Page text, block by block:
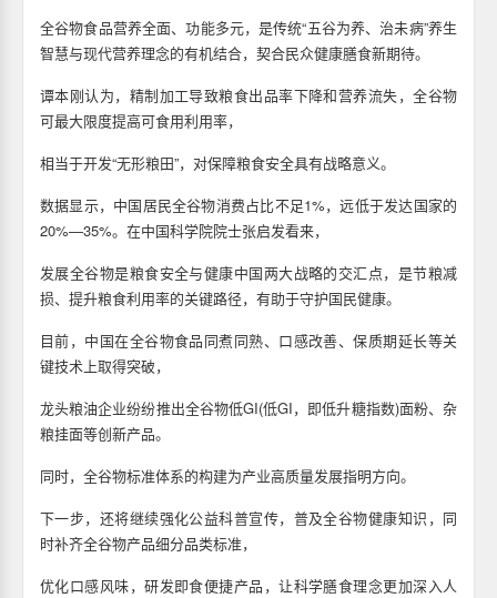
全谷物食品营养全面、功能多元，是传统“五谷为养、治未病”养生
智慧与现代营养理念的有机结合，契合民众健康膳食新期待。
谭本刚认为，精制加工导致粮食出品率下降和营养流失，全谷物
可最大限度提高可食用利用率，
相当于开发“无形粮田”，对保障粮食安全具有战略意义。
数据显示，中国居民全谷物消费占比不足1%，远低于发达国家的
20%—35%。在中国科学院院士张启发看来，
发展全谷物是粮食安全与健康中国两大战略的交汇点，是节粮减
损、提升粮食利用率的关键路径，有助于守护国民健康。
目前，中国在全谷物食品同煮同熟、口感改善、保质期延长等关
键技术上取得突破，
龙头粮油企业纷纷推出全谷物低GI(低GI，即低升糖指数)面粉、杂
粮挂面等创新产品。
同时，全谷物标准体系的构建为产业高质量发展指明方向。
下一步，还将继续强化公益科普宣传，普及全谷物健康知识，同
时补齐全谷物产品细分品类标准，
优化口感风味，研发即食便捷产品，让科学膳食理念更加深入人